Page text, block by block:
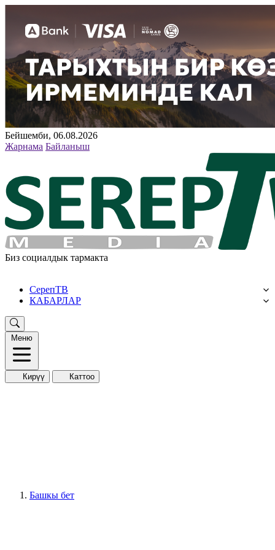
Бейшемби, 06.08.2026
Жарнама Байланыш
Биз социалдык тармакта
СерепТВ
КАБАРЛАР
Меню
Кирүү Каттоо
Башкы бет